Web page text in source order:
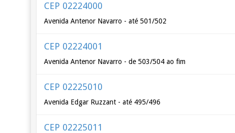
CEP 02224000
Avenida Antenor Navarro - até 501/502
CEP 02224001
Avenida Antenor Navarro - de 503/504 ao fim
CEP 02225010
Avenida Edgar Ruzzant - até 495/496
CEP 02225011